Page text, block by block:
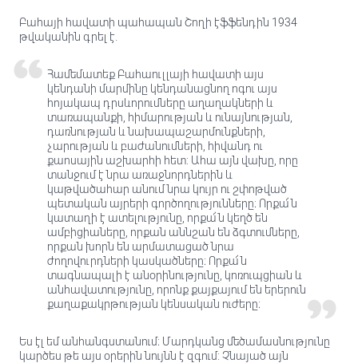
Բահայի հավատի պահապան Շողի էֆֆենդին 1934
թվականին գրել է.
Համեմատեք Բահաուլլայի հավատի այս
կենդանի մարմինը կենդանացնող ոգու այս
հոյակապ դրսևորումները աղաղակների և
տառապանքի, հիմարության և ունայնության,
դառնության և նախապաշարմունքների,
չարության և բաժանումների, հիվանդ ու
քաոսային աշխարհի հետ: Ահա այն վախը, որը
տանջում է նրա առաջնորդներին և
կաթվածահար անում նրա կույր ու շփոթված
պետական ​​այրերի գործողությունները։ Որքա՜ն
կատաղի է ատելությունը, որքա՜ն կեղծ են
ամբիցիաները, որքան աննշան են ձգտումները,
որքան խորն են արմատացած նրա
ժողովուրդների կասկածները։ Որքա՜ն
տագնապալի է անօրինությունը, կոռուպցիան և
անհավատությունը, որոնք քայքայում են երերուն
քաղաքակրթության կենսական ուժերը։
Ես էլ եմ անհանգստանում։ Մարդկանց մեծամասնությունը
կարծես թե այս օրերին նույնն է զգում: Չնայած այն